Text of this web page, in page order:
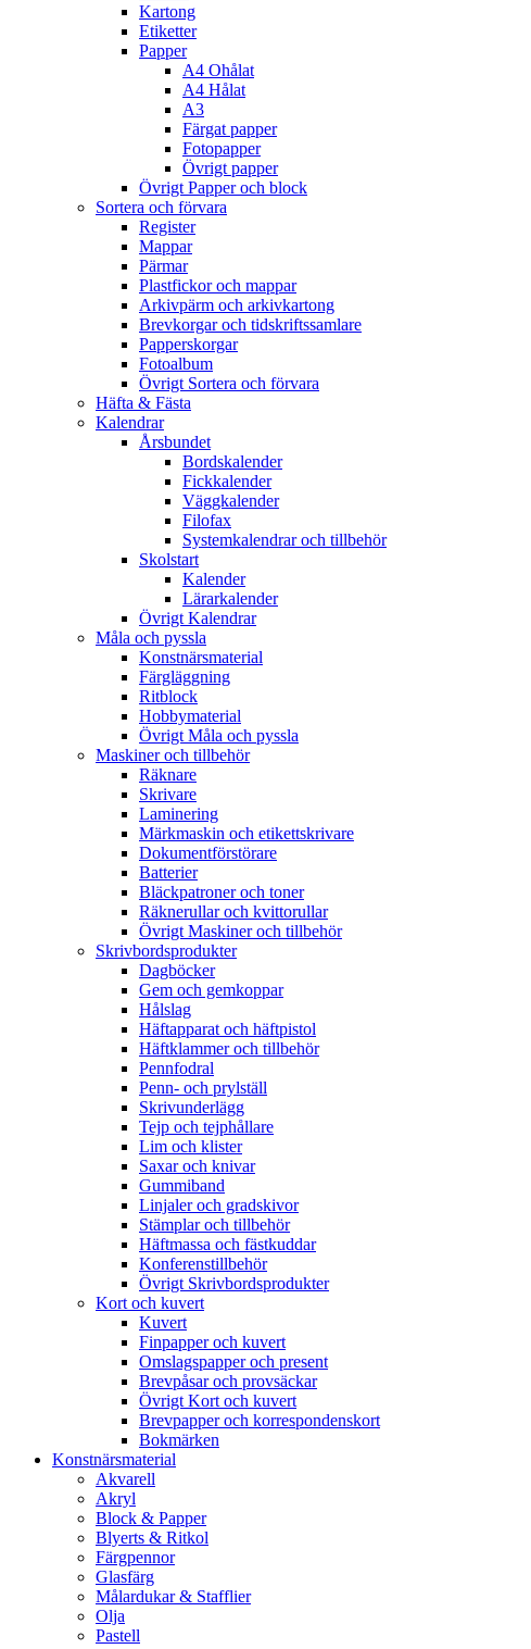
Kartong
Etiketter
Papper
A4 Ohålat
A4 Hålat
A3
Färgat papper
Fotopapper
Övrigt papper
Övrigt Papper och block
Sortera och förvara
Register
Mappar
Pärmar
Plastfickor och mappar
Arkivpärm och arkivkartong
Brevkorgar och tidskriftssamlare
Papperskorgar
Fotoalbum
Övrigt Sortera och förvara
Häfta & Fästa
Kalendrar
Årsbundet
Bordskalender
Fickkalender
Väggkalender
Filofax
Systemkalendrar och tillbehör
Skolstart
Kalender
Lärarkalender
Övrigt Kalendrar
Måla och pyssla
Konstnärsmaterial
Färgläggning
Ritblock
Hobbymaterial
Övrigt Måla och pyssla
Maskiner och tillbehör
Räknare
Skrivare
Laminering
Märkmaskin och etikettskrivare
Dokumentförstörare
Batterier
Bläckpatroner och toner
Räknerullar och kvittorullar
Övrigt Maskiner och tillbehör
Skrivbordsprodukter
Dagböcker
Gem och gemkoppar
Hålslag
Häftapparat och häftpistol
Häftklammer och tillbehör
Pennfodral
Penn- och prylställ
Skrivunderlägg
Tejp och tejphållare
Lim och klister
Saxar och knivar
Gummiband
Linjaler och gradskivor
Stämplar och tillbehör
Häftmassa och fästkuddar
Konferenstillbehör
Övrigt Skrivbordsprodukter
Kort och kuvert
Kuvert
Finpapper och kuvert
Omslagspapper och present
Brevpåsar och provsäckar
Övrigt Kort och kuvert
Brevpapper och korrespondenskort
Bokmärken
Konstnärsmaterial
Akvarell
Akryl
Block & Papper
Blyerts & Ritkol
Färgpennor
Glasfärg
Målardukar & Stafflier
Olja
Pastell